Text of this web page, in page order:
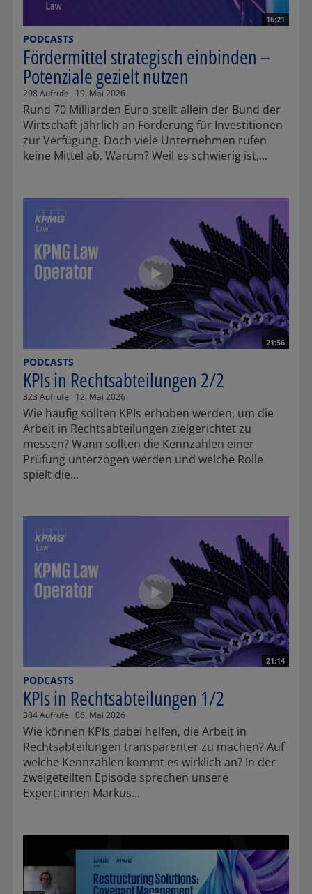
16:21
PODCASTS
Fördermittel strategisch einbinden –
Potenziale gezielt nutzen
298 Aufrufe 19. Mai 2026
Rund 70 Milliarden Euro stellt allein der Bund der
Wirtschaft jährlich an Förderung für Investitionen
zur Verfügung. Doch viele Unternehmen rufen
keine Mittel ab. Warum? Weil es schwierig ist,...
21:56
PODCASTS
KPIs in Rechtsabteilungen 2/2
323 Aufrufe 12. Mai 2026
Wie häufig sollten KPIs erhoben werden, um die
Arbeit in Rechtsabteilungen zielgerichtet zu
messen? Wann sollten die Kennzahlen einer
Prüfung unterzogen werden und welche Rolle
spielt die...
21:14
PODCASTS
KPIs in Rechtsabteilungen 1/2
384 Aufrufe 06. Mai 2026
Wie können KPIs dabei helfen, die Arbeit in
Rechtsabteilungen transparenter zu machen? Auf
welche Kennzahlen kommt es wirklich an? In der
zweigeteilten Episode sprechen unsere
Expert:innen Markus...